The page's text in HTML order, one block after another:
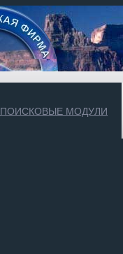
ПОИСКОВЫЕ МОДУЛИ